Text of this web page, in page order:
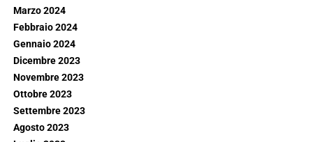
Marzo 2024
Febbraio 2024
Gennaio 2024
Dicembre 2023
Novembre 2023
Ottobre 2023
Settembre 2023
Agosto 2023